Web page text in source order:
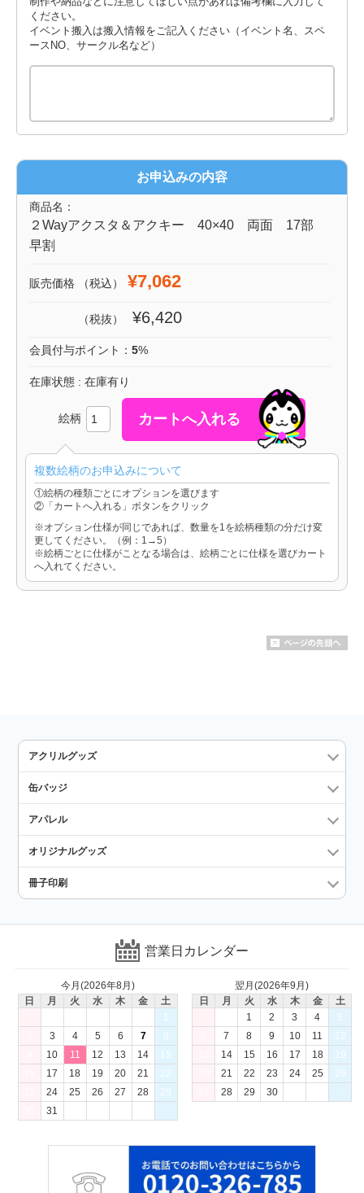
ください。
イベント搬入は搬入情報をご記入ください（イベント名、スペ
ースNO、サークル名など）
お申込みの内容
商品名：
２Wayアクスタ＆アクキー 40×40 両面 17部
早割
販売価格 （税込） ¥7,062
（税抜） ¥6,420
会員付与ポイント： 5%
在庫状態 : 在庫有り
絵柄
複数絵柄のお申込みについて
①絵柄の種類ごとにオプションを選びます
②「カートへ入れる」ボタンをクリック
※オプション仕様が同じであれば、数量を1を絵柄種類の分だけ変
更してください。（例：1→5）
※絵柄ごとに仕様がことなる場合は、絵柄ごとに仕様を選びカート
へ入れてください。
アクリルグッズ
缶バッジ
アパレル
オリジナルグッズ
冊子印刷
営業日カレンダー
今月(2026年8月)
日
月 火 水 木 金
土
1
3 4 5 6 7
8
10 11 12 13 14
15
17 18 19 20 21
22
24 25 26 27 28
29
31
翌月(2026年9月)
日
月 火 水 木 金
土
1
2 3 4
5
7 8 9 10 11
12
14 15 16 17 18
19
21 22 23 24 25
26
28 29 30